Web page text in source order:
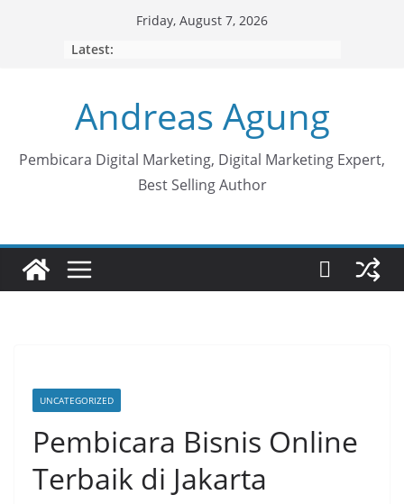
Friday, August 7, 2026
Latest:
Andreas Agung
Pembicara Digital Marketing, Digital Marketing Expert,
Best Selling Author
UNCATEGORIZED
Pembicara Bisnis Online
Terbaik di Jakarta